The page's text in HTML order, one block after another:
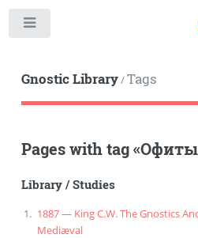
Gnostic Library/Tags
Pages with tag«Офиты
Library/Studies
1887 — King C.W. The Gnostics
Mediæval